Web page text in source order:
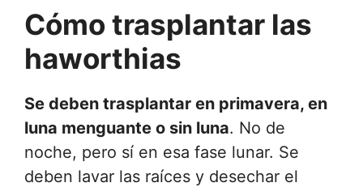
Cómo trasplantar las
haworthias
Se deben trasplantar en primavera, en
luna menguante o sin luna. No de
noche, pero sí en esa fase lunar. Se
deben lavar las raíces y desechar el